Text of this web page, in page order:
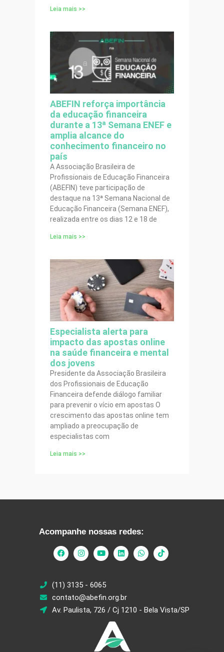
Leia mais >>
ABEFIN reforça importância
da educação financeira
durante a 13ª Semana ENEF e
amplia alcance do
conhecimento financeiro no
país
A Associação Brasileira de
Profissionais de Educação Financeira
(ABEFIN) teve participação de
destaque na 13ª Semana Nacional de
Educação Financeira (Semana ENEF),
realizada entre os dias 12 e 18 de
Leia mais >>
Especialista alerta para
impacto das apostas online
na saúde financeira e mental
dos jovens
Presidente da Associação Brasileira
dos Profissionais de Educação
Financeira defende diálogo familiar
para prevenir o vício em apostas O
crescimento das apostas online tem
ampliado a preocupação de
especialistas com
Leia mais >>
Acompanhe nossas redes:
(11) 3135 - 6065
contato@abefin.org.br
Av. Paulista, 726 / Cj 1210 - Bela Vista/SP